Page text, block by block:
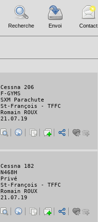
Recherche Envoi Contact
Cessna 206
F-GYMS
SXM Parachute
St-François - TFFC
Romain ROUX
21.07.19
Cessna 182
N468H
Privé
St-François - TFFC
Romain ROUX
21.07.19